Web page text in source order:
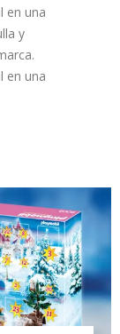
en una
y
en una